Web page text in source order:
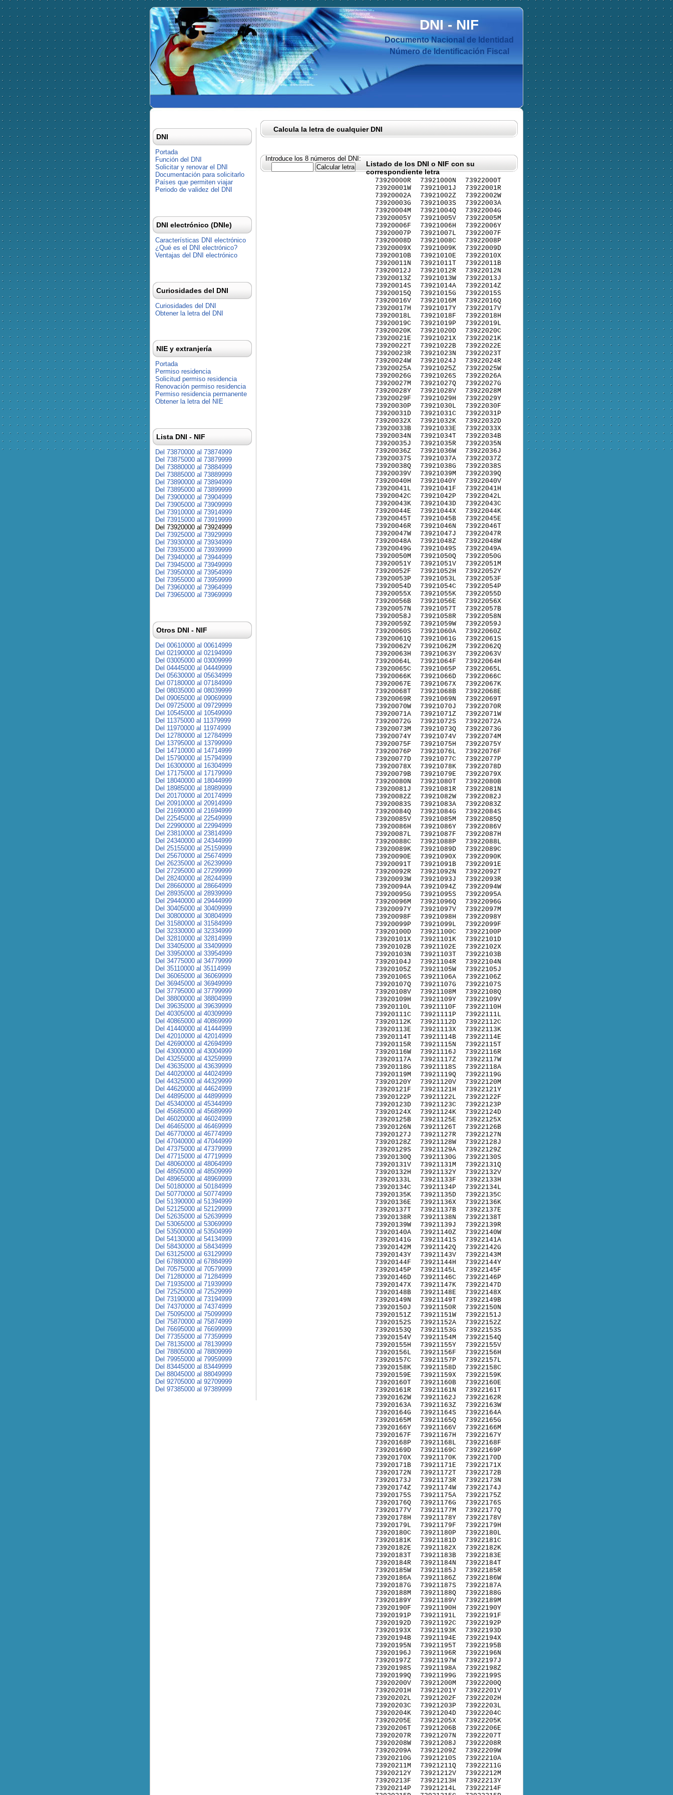
DNI-NIF
Documento Nacional de Identidad
Número de Identificación Fiscal
Calcula la letra de cualquier DNI
Introduce los 8 números del DNI:
Listado de los DNI o NIF con su
correspondiente letra
73920000R
73920001W
73920002A
73920003G
73920004M
73920005Y
73920006F
73920007P
73920008D
73920009X
73920010B
73920011N
73920012J
73920013Z
73920014S
73920015Q
73920016V
73920017H
73920018L
73920019C
73920020K
73920021E
73920022T
73920023R
73920024W
73920025A
73920026G
73920027M
73920028Y
73920029F
73920030P
73920031D
73920032X
73920033B
73920034N
73920035J
73920036Z
73920037S
73920038Q
73920039V
73920040H
73920041L
73920042C
73920043K
73920044E
73920045T
73920046R
73920047W
73920048A
73920049G
73920050M
73920051Y
73920052F
73920053P
73920054D
73920055X
73920056B
73920057N
73920058J
73920059Z
73920060S
73920061Q
73920062V
73920063H
73920064L
73920065C
73920066K
73920067E
73920068T
73920069R
73920070W
73920071A
73920072G
73920073M
73920074Y
73920075F
73920076P
73920077D
73920078X
73920079B
73920080N
73920081J
73920082Z
73920083S
73920084Q
73920085V
73920086H
73920087L
73920088C
73920089K
73920090E
73920091T
73920092R
73920093W
73920094A
73920095G
73920096M
73920097Y
73920098F
73920099P
73920100D
73920101X
73920102B
73920103N
73920104J
73920105Z
73920106S
73920107Q
73920108V
73920109H
73920110L
73920111C
73920112K
73920113E
73920114T
73920115R
73920116W
73920117A
73920118G
73920119M
73920120Y
73920121F
73920122P
73920123D
73920124X
73920125B
73920126N
73920127J
73920128Z
73920129S
73920130Q
73920131V
73920132H
73920133L
73920134C
73920135K
73920136E
73920137T
73920138R
73920139W
73920140A
73920141G
73920142M
73920143Y
73920144F
73920145P
73920146D
73920147X
73920148B
73920149N
73920150J
73920151Z
73920152S
73920153Q
73920154V
73920155H
73920156L
73920157C
73920158K
73920159E
73920160T
73920161R
73920162W
73920163A
73920164G
73920165M
73920166Y
73920167F
73920168P
73920169D
73920170X
73920171B
73920172N
73920173J
73920174Z
73920175S
73920176Q
73920177V
73920178H
73920179L
73920180C
73920181K
73920182E
73920183T
73920184R
73920185W
73920186A
73920187G
73920188M
73920189Y
73920190F
73920191P
73920192D
73920193X
73920194B
73920195N
73920196J
73920197Z
73920198S
73920199Q
73920200V
73920201H
73920202L
73920203C
73920204K
73920205E
73920206T
73920207R
73920208W
73920209A
73920210G
73920211M
73920212Y
73920213F
73920214P
73921000N
73921001J
73921002Z
73921003S
73921004Q
73921005V
73921006H
73921007L
73921008C
73921009K
73921010E
73921011T
73921012R
73921013W
73921014A
73921015G
73921016M
73921017Y
73921018F
73921019P
73921020D
73921021X
73921022B
73921023N
73921024J
73921025Z
73921026S
73921027Q
73921028V
73921029H
73921030L
73921031C
73921032K
73921033E
73921034T
73921035R
73921036W
73921037A
73921038G
73921039M
73921040Y
73921041F
73921042P
73921043D
73921044X
73921045B
73921046N
73921047J
73921048Z
73921049S
73921050Q
73921051V
73921052H
73921053L
73921054C
73921055K
73921056E
73921057T
73921058R
73921059W
73921060A
73921061G
73921062M
73921063Y
73921064F
73921065P
73921066D
73921067X
73921068B
73921069N
73921070J
73921071Z
73921072S
73921073Q
73921074V
73921075H
73921076L
73921077C
73921078K
73921079E
73921080T
73921081R
73921082W
73921083A
73921084G
73921085M
73921086Y
73921087F
73921088P
73921089D
73921090X
73921091B
73921092N
73921093J
73921094Z
73921095S
73921096Q
73921097V
73921098H
73921099L
73921100C
73921101K
73921102E
73921103T
73921104R
73921105W
73921106A
73921107G
73921108M
73921109Y
73921110F
73921111P
73921112D
73921113X
73921114B
73921115N
73921116J
73921117Z
73921118S
73921119Q
73921120V
73921121H
73921122L
73921123C
73921124K
73921125E
73921126T
73921127R
73921128W
73921129A
73921130G
73921131M
73921132Y
73921133F
73921134P
73921135D
73921136X
73921137B
73921138N
73921139J
73921140Z
73921141S
73921142Q
73921143V
73921144H
73921145L
73921146C
73921147K
73921148E
73921149T
73921150R
73921151W
73921152A
73921153G
73921154M
73921155Y
73921156F
73921157P
73921158D
73921159X
73921160B
73921161N
73921162J
73921163Z
73921164S
73921165Q
73921166V
73921167H
73921168L
73921169C
73921170K
73921171E
73921172T
73921173R
73921174W
73921175A
73921176G
73921177M
73921178Y
73921179F
73921180P
73921181D
73921182X
73921183B
73921184N
73921185J
73921186Z
73921187S
73921188Q
73921189V
73921190H
73921191L
73921192C
73921193K
73921194E
73921195T
73921196R
73921197W
73921198A
73921199G
73921200M
73921201Y
73921202F
73921203P
73921204D
73921205X
73921206B
73921207N
73921208J
73921209Z
73921210S
73921211Q
73921212V
73921213H
73921214L
73922000T
73922001R
73922002W
73922003A
73922004G
73922005M
73922006Y
73922007F
73922008P
73922009D
73922010X
73922011B
73922012N
73922013J
73922014Z
73922015S
73922016Q
73922017V
73922018H
73922019L
73922020C
73922021K
73922022E
73922023T
73922024R
73922025W
73922026A
73922027G
73922028M
73922029Y
73922030F
73922031P
73922032D
73922033X
73922034B
73922035N
73922036J
73922037Z
73922038S
73922039Q
73922040V
73922041H
73922042L
73922043C
73922044K
73922045E
73922046T
73922047R
73922048W
73922049A
73922050G
73922051M
73922052Y
73922053F
73922054P
73922055D
73922056X
73922057B
73922058N
73922059J
73922060Z
73922061S
73922062Q
73922063V
73922064H
73922065L
73922066C
73922067K
73922068E
73922069T
73922070R
73922071W
73922072A
73922073G
73922074M
73922075Y
73922076F
73922077P
73922078D
73922079X
73922080B
73922081N
73922082J
73922083Z
73922084S
73922085Q
73922086V
73922087H
73922088L
73922089C
73922090K
73922091E
73922092T
73922093R
73922094W
73922095A
73922096G
73922097M
73922098Y
73922099F
73922100P
73922101D
73922102X
73922103B
73922104N
73922105J
73922106Z
73922107S
73922108Q
73922109V
73922110H
73922111L
73922112C
73922113K
73922114E
73922115T
73922116R
73922117W
73922118A
73922119G
73922120M
73922121Y
73922122F
73922123P
73922124D
73922125X
73922126B
73922127N
73922128J
73922129Z
73922130S
73922131Q
73922132V
73922133H
73922134L
73922135C
73922136K
73922137E
73922138T
73922139R
73922140W
73922141A
73922142G
73922143M
73922144Y
73922145F
73922146P
73922147D
73922148X
73922149B
73922150N
73922151J
73922152Z
73922153S
73922154Q
73922155V
73922156H
73922157L
73922158C
73922159K
73922160E
73922161T
73922162R
73922163W
73922164A
73922165G
73922166M
73922167Y
73922168F
73922169P
73922170D
73922171X
73922172B
73922173N
73922174J
73922175Z
73922176S
73922177Q
73922178V
73922179H
73922180L
73922181C
73922182K
73922183E
73922184T
73922185R
73922186W
73922187A
73922188G
73922189M
73922190Y
73922191F
73922192P
73922193D
73922194X
73922195B
73922196N
73922197J
73922198Z
73922199S
73922200Q
73922201V
73922202H
73922203L
73922204C
73922205K
73922206E
73922207T
73922208R
73922209W
73922210A
73922211G
73922212M
73922213Y
73922214F
DNI
Portada
Función del DNI
Solicitar y renovar el DNI
Documentación para solicitarlo
Países que permiten viajar
Periodo de validez del DNI
DNI electrónico (DNIe)
Características DNI electrónico
¿Qué es el DNI electrónico?
Ventajas del DNI electrónico
Curiosidades del DNI
Curiosidades del DNI
Obtener la letra del DNI
NIE y extranjería
Portada
Permiso residencia
Solicitud permiso residencia
Renovación permiso residencia
Permiso residencia permanente
Obtener la letra del NIE
Lista DNI - NIF
Del 73870000 al 73874999
Del 73875000 al 73879999
Del 73880000 al 73884999
Del 73885000 al 73889999
Del 73890000 al 73894999
Del 73895000 al 73899999
Del 73900000 al 73904999
Del 73905000 al 73909999
Del 73910000 al 73914999
Del 73915000 al 73919999
Del 73920000 al 73924999
Del 73925000 al 73929999
Del 73930000 al 73934999
Del 73935000 al 73939999
Del 73940000 al 73944999
Del 73945000 al 73949999
Del 73950000 al 73954999
Del 73955000 al 73959999
Del 73960000 al 73964999
Del 73965000 al 73969999
Otros DNI - NIF
Del 00610000 al 00614999
Del 02190000 al 02194999
Del 03005000 al 03009999
Del 04445000 al 04449999
Del 05630000 al 05634999
Del 07180000 al 07184999
Del 08035000 al 08039999
Del 09065000 al 09069999
Del 09725000 al 09729999
Del 10545000 al 10549999
Del 11375000 al 11379999
Del 11970000 al 11974999
Del 12780000 al 12784999
Del 13795000 al 13799999
Del 14710000 al 14714999
Del 15790000 al 15794999
Del 16300000 al 16304999
Del 17175000 al 17179999
Del 18040000 al 18044999
Del 18985000 al 18989999
Del 20170000 al 20174999
Del 20910000 al 20914999
Del 21690000 al 21694999
Del 22545000 al 22549999
Del 22990000 al 22994999
Del 23810000 al 23814999
Del 24340000 al 24344999
Del 25155000 al 25159999
Del 25670000 al 25674999
Del 26235000 al 26239999
Del 27295000 al 27299999
Del 28240000 al 28244999
Del 28660000 al 28664999
Del 28935000 al 28939999
Del 29440000 al 29444999
Del 30405000 al 30409999
Del 30800000 al 30804999
Del 31580000 al 31584999
Del 32330000 al 32334999
Del 32810000 al 32814999
Del 33405000 al 33409999
Del 33950000 al 33954999
Del 34775000 al 34779999
Del 35110000 al 35114999
Del 36065000 al 36069999
Del 36945000 al 36949999
Del 37795000 al 37799999
Del 38800000 al 38804999
Del 39635000 al 39639999
Del 40305000 al 40309999
Del 40865000 al 40869999
Del 41440000 al 41444999
Del 42010000 al 42014999
Del 42690000 al 42694999
Del 43000000 al 43004999
Del 43255000 al 43259999
Del 43635000 al 43639999
Del 44020000 al 44024999
Del 44325000 al 44329999
Del 44620000 al 44624999
Del 44895000 al 44899999
Del 45340000 al 45344999
Del 45685000 al 45689999
Del 46020000 al 46024999
Del 46465000 al 46469999
Del 46770000 al 46774999
Del 47040000 al 47044999
Del 47375000 al 47379999
Del 47715000 al 47719999
Del 48060000 al 48064999
Del 48505000 al 48509999
Del 48965000 al 48969999
Del 50180000 al 50184999
Del 50770000 al 50774999
Del 51390000 al 51394999
Del 52125000 al 52129999
Del 52635000 al 52639999
Del 53065000 al 53069999
Del 53500000 al 53504999
Del 54130000 al 54134999
Del 58430000 al 58434999
Del 63125000 al 63129999
Del 67880000 al 67884999
Del 70575000 al 70579999
Del 71280000 al 71284999
Del 71935000 al 71939999
Del 72525000 al 72529999
Del 73190000 al 73194999
Del 74370000 al 74374999
Del 75095000 al 75099999
Del 75870000 al 75874999
Del 76695000 al 76699999
Del 77355000 al 77359999
Del 78135000 al 78139999
Del 78805000 al 78809999
Del 79955000 al 79959999
Del 83445000 al 83449999
Del 88045000 al 88049999
Del 92705000 al 92709999
Del 97385000 al 97389999